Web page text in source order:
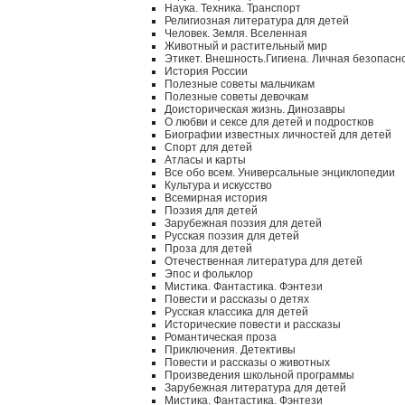
Наука. Техника. Транспорт
Религиозная литература для детей
Человек. Земля. Вселенная
Животный и растительный мир
Этикет. Внешность.Гигиена. Личная
История России
Полезные советы мальчикам
Полезные советы девочкам
Доисторическая жизнь. Динозавры
О любви и сексе для детей и подростков
Биографии известных личностей для детей
Спорт для детей
Атласы и карты
Все обо всем. Универсальные энциклопедии
Культура и искусство
Всемирная история
Поэзия для детей
Зарубежная поэзия для детей
Русская поэзия для детей
Проза для детей
Отечественная литература для детей
Эпос и фольклор
Мистика. Фантастика. Фэнтези
Повести и рассказы о детях
Русская классика для детей
Исторические повести и рассказы
Романтическая проза
Приключения. Детективы
Повести и рассказы о животных
Произведения школьной программы
Зарубежная литература для детей
Мистика. Фантастика. Фэнтези